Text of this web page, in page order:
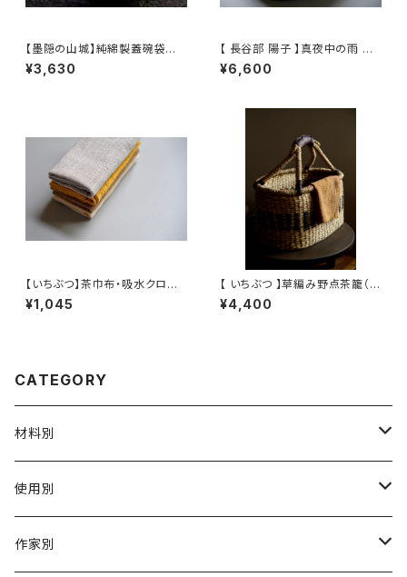
【墨隠の山城】純綿製蓋碗袋内【
【 墨隐の山城 】香雲紗 植物染
仕覆 めカップ袋 【 Ink & Moun
¥3,630
【 長谷部 陽子 】真夜中の雨 ロ
ックグラス / 【 Yoko Hasebe
】Whisky Tumbler
¥6,600
【いちぶつ】茶巾布・吸水クロス
｜速乾・カビが生えにくい
¥1,045
【 いちぶつ 】草編み野点茶籠（ア
ルコールランプの風よけとしても
お使いいただけます）
¥4,400
CATEGORY
材料別
陶磁器
ガラス
使用別
茶壺 急须 土瓶
作家別